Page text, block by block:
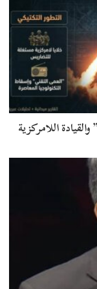
اللامركزية